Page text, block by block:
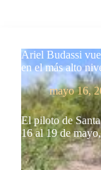
Ariel Budassi
en el más alto
mayo 16,
El piloto de
16 al 19 de